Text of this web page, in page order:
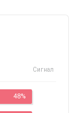
Сигнал
48%